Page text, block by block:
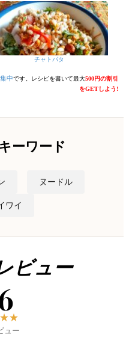
チャトパタ
中です。レシピを書いて最大500円の割引
をGETしよう!
ーワード
ヌードル
ワイ
ビュー
★★
ュー